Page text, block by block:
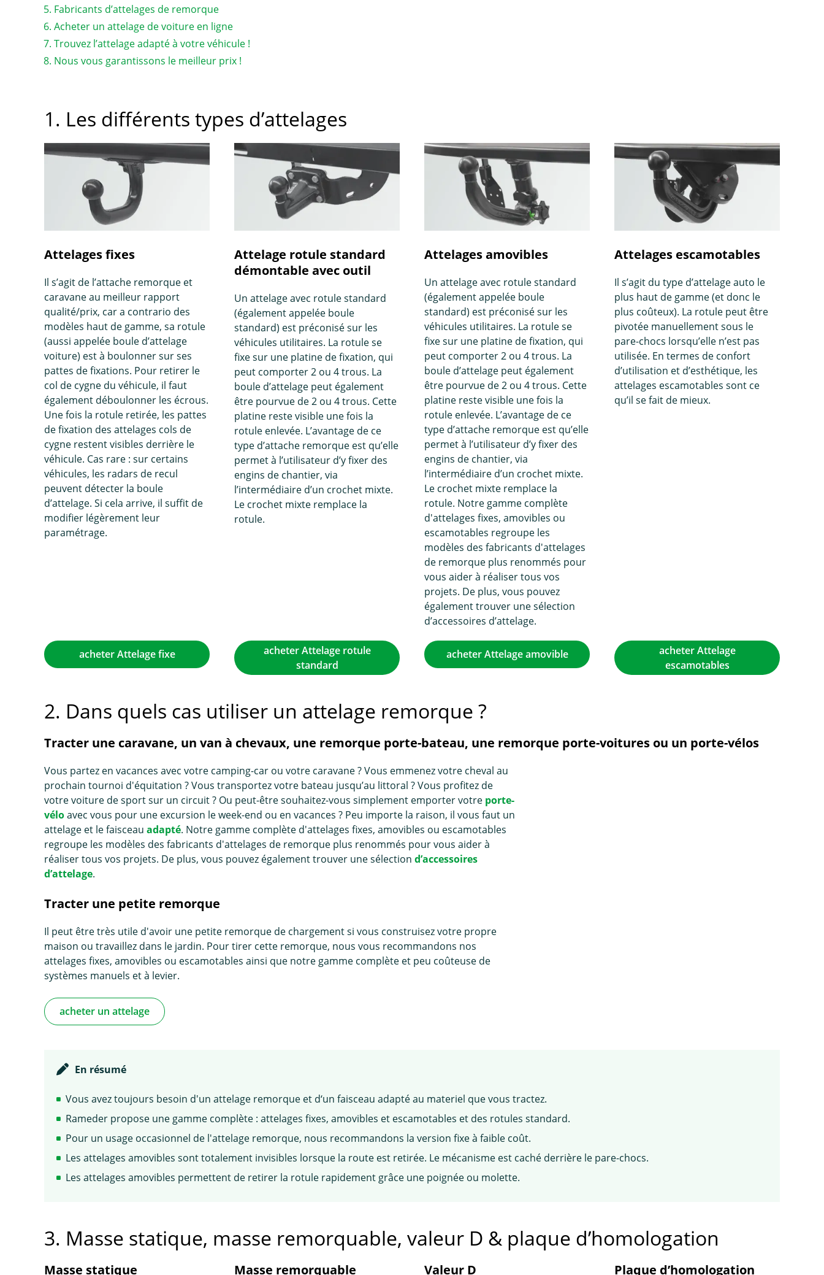
Fabricants d’attelages de remorque
Acheter un attelage de voiture en ligne
Trouvez l’attelage adapté à votre véhicule !
Nous vous garantissons le meilleur prix !
1. Les différents types d’attelages
Attelages fixes
Il s’agit de l’attache remorque et
caravane au meilleur rapport
qualité/prix, car a contrario des
modèles haut de gamme, sa rotule
(aussi appelée boule d’attelage
voiture) est à boulonner sur ses
pattes de fixations. Pour retirer le
col de cygne du véhicule, il faut
également déboulonner les écrous.
Une fois la rotule retirée, les pattes
de fixation des attelages cols de
cygne restent visibles derrière le
véhicule. Cas rare : sur certains
véhicules, les radars de recul
peuvent détecter la boule
d’attelage. Si cela arrive, il suffit de
modifier légèrement leur
paramétrage.
Attelage rotule standard
démontable avec outil
Un attelage avec rotule standard
(également appelée boule
standard) est préconisé sur les
véhicules utilitaires. La rotule se
fixe sur une platine de fixation, qui
peut comporter 2 ou 4 trous. La
boule d’attelage peut également
être pourvue de 2 ou 4 trous. Cette
platine reste visible une fois la
rotule enlevée. L’avantage de ce
type d’attache remorque est qu’elle
permet à l’utilisateur d’y fixer des
engins de chantier, via
l’intermédiaire d’un crochet mixte.
Le crochet mixte remplace la
rotule.
Attelages amovibles
Un attelage avec rotule standard
(également appelée boule
standard) est préconisé sur les
véhicules utilitaires. La rotule se
fixe sur une platine de fixation, qui
peut comporter 2 ou 4 trous. La
boule d’attelage peut également
être pourvue de 2 ou 4 trous. Cette
platine reste visible une fois la
rotule enlevée. L’avantage de ce
type d’attache remorque est qu’elle
permet à l’utilisateur d’y fixer des
engins de chantier, via
l’intermédiaire d’un crochet mixte.
Le crochet mixte remplace la
rotule. Notre gamme complète
d'attelages fixes, amovibles ou
escamotables regroupe les
modèles des fabricants d'attelages
de remorque plus renommés pour
vous aider à réaliser tous vos
projets. De plus, vous pouvez
également trouver une sélection
d’accessoires d’attelage.
Attelages escamotables
Il s’agit du type d’attelage auto le
plus haut de gamme (et donc le
plus coûteux). La rotule peut être
pivotée manuellement sous le
pare-chocs lorsqu’elle n’est pas
utilisée. En termes de confort
d’utilisation et d’esthétique, les
attelages escamotables sont ce
qu’il se fait de mieux.
acheter Attelage fixe
acheter Attelage rotule
standard
acheter Attelage amovible
acheter Attelage
escamotables
2. Dans quels cas utiliser un attelage remorque ?
Tracter une caravane, un van à chevaux, une remorque porte-bateau, une remorque porte-voitures ou un porte-vélos
Vous partez en vacances avec votre camping-car ou votre caravane ? Vous emmenez votre cheval au
prochain tournoi d'équitation ? Vous transportez votre bateau jusqu’au littoral ? Vous profitez de
votre voiture de sport sur un circuit ? Ou peut-être souhaitez-vous simplement emporter votre porte-
véloavec vous pour une excursion le week-end ou en vacances ? Peu importe la raison, il vous faut un
attelage et le faisceau adapté. Notre gamme complète d'attelages fixes, amovibles ou escamotables
regroupe les modèles des fabricants d'attelages de remorque plus renommés pour vous aider à
réaliser tous vos projets. De plus, vous pouvez également trouver une sélection d’accessoires
d’attelage.
Tracter une petite remorque
Il peut être très utile d'avoir une petite remorque de chargement si vous construisez votre propre
maison ou travaillez dans le jardin. Pour tirer cette remorque, nous vous recommandons nos
attelages fixes, amovibles ou escamotables ainsi que notre gamme complète et peu coûteuse de
systèmes manuels et à levier.
acheter un attelage
En résumé
Vous avez toujours besoin d'un attelage remorque et d‘un faisceau adapté au materiel que vous tractez.
Rameder propose une gamme complète : attelages fixes, amovibles et escamotables et des rotules standard.
Pour un usage occasionnel de l'attelage remorque, nous recommandons la version fixe à faible coût.
Les attelages amovibles sont totalement invisibles lorsque la route est retirée. Le mécanisme est caché derrière le pare-chocs.
Les attelages amovibles permettent de retirer la rotule rapidement grâce une poignée ou molette.
3. Masse statique, masse remorquable, valeur D & plaque d’homologation
Masse statique Masse remorquable Valeur D Plaque d’homologation